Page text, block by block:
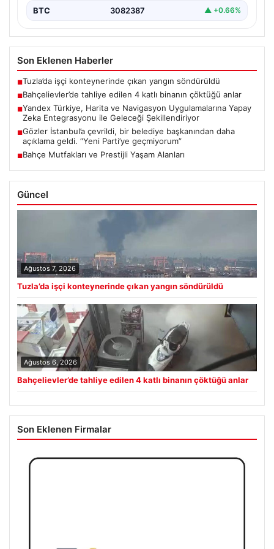
BTC 3082387 ▲ +0.66%
Son Eklenen Haberler
■Tuzla’da işçi konteynerinde çıkan yangın söndürüldü
■Bahçelievler’de tahliye edilen 4 katlı binanın çöktüğü anlar
■Yandex Türkiye, Harita ve Navigasyon Uygulamalarına Yapay
Zeka Entegrasyonu ile Geleceği Şekillendiriyor
■Gözler İstanbul’a çevrildi, bir belediye başkanından daha
açıklama geldi. “Yeni Parti’ye geçmiyorum”
■Bahçe Mutfakları ve Prestijli Yaşam Alanları
Güncel
Ağustos 7, 2026
Tuzla’da işçi konteynerinde çıkan yangın söndürüldü
Ağustos 6, 2026
Bahçelievler’de tahliye edilen 4 katlı binanın çöktüğü anlar
Son Eklenen Firmalar